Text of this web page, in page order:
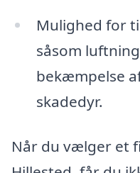
Mulighed for
såsom
bekæmpelse
skadedyr.
Når du vælger et